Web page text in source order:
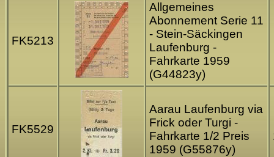
FK5213
Allgemeines
Abonnement Serie 11
- Stein-Säckingen
Laufenburg -
Fahrkarte 1959
(G44823y)
FK5529
Aarau Laufenburg via
Frick oder Turgi -
Fahrkarte 1/2 Preis
1959 (G55876y)